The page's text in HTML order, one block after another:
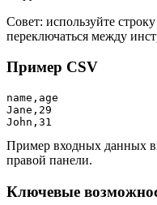
Совет: используйте
переключаться между
Пример CSV
name,age
Jane,29
John,31
Пример входных данных
правой панели.
Ключевые